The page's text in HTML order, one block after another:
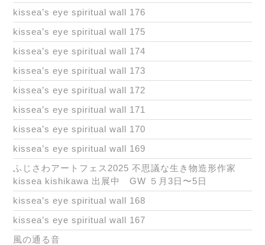
kissea’s eye spiritual wall 176
kissea’s eye spiritual wall 175
kissea’s eye spiritual wall 174
kissea’s eye spiritual wall 173
kissea’s eye spiritual wall 172
kissea’s eye spiritual wall 171
kissea’s eye spiritual wall 170
kissea’s eye spiritual wall 169
ふじさわアートフェス2025 不思議な生き物造形作家
kissea kishikawa 出展中 GW ５月3日〜5日
kissea’s eye spiritual wall 168
kissea’s eye spiritual wall 167
風の通る音